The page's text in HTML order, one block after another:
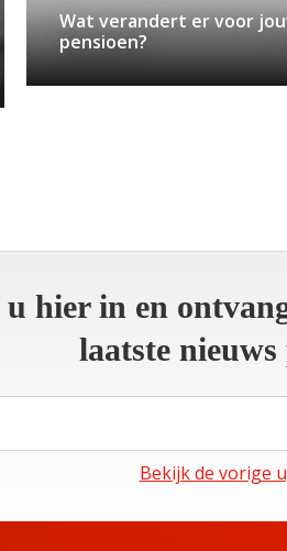
Wat verandert er voor
pensioen?
hier in en
laatste
Bekijk de vorige